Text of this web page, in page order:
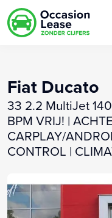
Fiat Ducato
33 2.2 MultiJet
BPM VRIJ! |
CARPLAY/
CONTROL |